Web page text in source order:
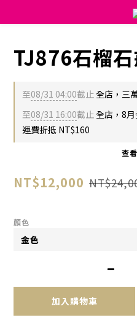
TJ876石榴
至08/31 04:00截止全店，三
至08/31 16:00截止全店，8
運費折抵 NT$160
查
NT$12,000
顏色
加入購物車